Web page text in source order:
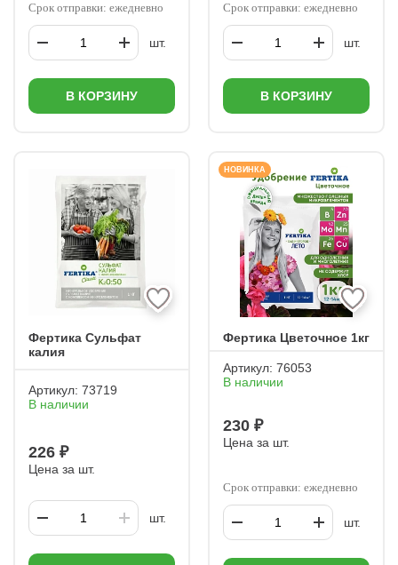
Срок отправки: ежедневно
шт.
В КОРЗИНУ
Срок отправки: ежедневно
шт.
В КОРЗИНУ
Фертика Сульфат
калия
Артикул: 73719
В наличии
226 ₽
Цена за шт.
шт.
НОВИНКА
Фертика Цветочное 1кг
Артикул: 76053
В наличии
230 ₽
Цена за шт.
Срок отправки: ежедневно
шт.